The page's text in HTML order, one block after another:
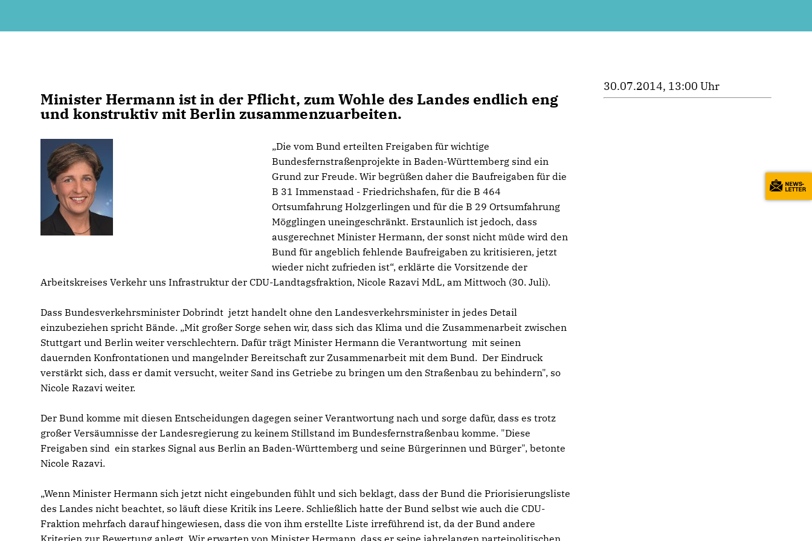
Minister Hermann ist in der Pflicht, zum Wohle des Landes endlich eng
und konstruktiv mit Berlin zusammenzuarbeiten.
Die vom Bund erteilten Freigaben für wichtige
Bundesfernstraßenprojekte in Baden-Württemberg sind ein
Grund zur Freude. Wir begrüßen daher die Baufreigaben für die
B 31 Immenstaad - Friedrichshafen, für die B 464
Ortsumfahrung Holzgerlingen und für die B 29 Ortsumfahrung
Mögglingen uneingeschränkt. Erstaunlich ist jedoch, dass
ausgerechnet Minister Hermann, der sonst nicht müde wird den
Bund für angeblich fehlende Baufreigaben zu kritisieren, jetzt
wieder nicht zufrieden ist“, erklärte die Vorsitzende der
Arbeitskreises Verkehr uns Infrastruktur der CDU-Landtagsfraktion, Nicole Razavi MdL, am Mittwoch (30. Juli).
Dass Bundesverkehrsminister Dobrindt jetzt handelt ohne den Landesverkehrsminister in jedes Detail
einzubeziehen spricht Bände. „Mit großer Sorge sehen wir, dass sich das Klima und die Zusammenarbeit zwischen
Stuttgart und Berlin weiter verschlechtern. Dafür trägt Minister Hermann die Verantwortung mit seinen
dauernden Konfrontationen und mangelnder Bereitschaft zur Zusammenarbeit mit dem Bund. Der Eindruck
verstärkt sich, dass er damit versucht, weiter Sand ins Getriebe zu bringen um den Straßenbau zu behindern", so
Nicole Razavi weiter.
Der Bund komme mit diesen Entscheidungen dagegen seiner Verantwortung nach und sorge dafür, dass es trotz
großer Versäumnisse der Landesregierung zu keinem Stillstand im Bundesfernstraßenbau komme. "Diese
Freigaben sind ein starkes Signal aus Berlin an Baden-Württemberg und seine Bürgerinnen und Bürger", betonte
Nicole Razavi.
Wenn Minister Hermann sich jetzt nicht eingebunden fühlt und sich beklagt, dass der Bund die Priorisierungsliste
des Landes nicht beachtet, so läuft diese Kritik ins Leere. Schließlich hatte der Bund selbst wie auch die CDU-
Fraktion mehrfach darauf hingewiesen, dass die von ihm erstellte Liste irreführend ist, da der Bund andere
Kriterien zur Bewertung anlegt. Wir erwarten von Minister Hermann, dass er seine jahrelangen parteipolitischen
30.07.2014, 13:00 Uhr